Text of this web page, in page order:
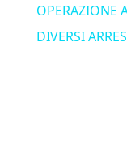
OPERAZIONE
DIVERSI